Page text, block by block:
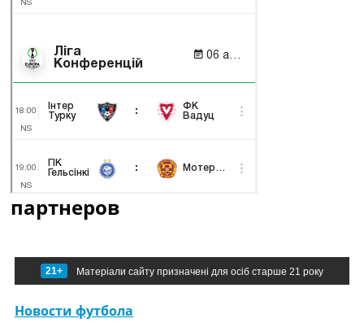
партнеров
21+ Матеріали сайту призначені для осіб старше 21 року
Новости футбола